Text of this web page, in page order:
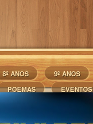
8º ANOS
9º ANOS
POEMAS EVENTOS